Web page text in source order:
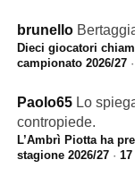
brunello
Dieci giocatori
campionato 2026/27·
Paolo65 Lo
contropiede.
L’Ambrì Piotta ha
stagione 2026/27·